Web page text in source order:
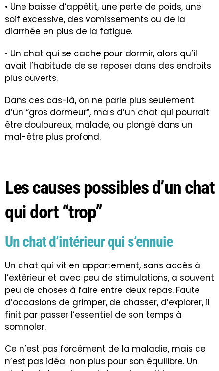
• Une baisse d’appétit, une perte de poids, une
soif excessive, des vomissements ou de la
diarrhée en plus de la fatigue.
• Un chat qui se cache pour dormir, alors qu’il
avait l’habitude de se reposer dans des endroits
plus ouverts.
Dans ces cas-là, on ne parle plus seulement
d’un “gros dormeur”, mais d’un chat qui pourrait
être douloureux, malade, ou plongé dans un
mal-être plus profond.
Les causes possibles d’un chat
qui dort “trop”
Un chat d’intérieur qui s’ennuie
Un chat qui vit en appartement, sans accès à
l’extérieur et avec peu de stimulations, a souvent
peu de choses à faire entre deux repas. Faute
d’occasions de grimper, de chasser, d’explorer, il
finit par passer l’essentiel de son temps à
somnoler.
Ce n’est pas forcément de la maladie, mais ce
n’est pas idéal non plus pour son équilibre. Un